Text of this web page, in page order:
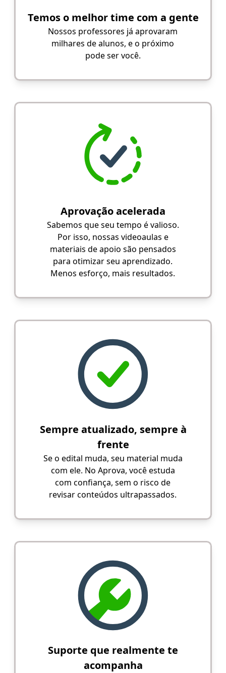
Temos o melhor time com a gente
Nossos professores já aprovaram
milhares de alunos, e o próximo
pode ser você.
Aprovação acelerada
Sabemos que seu tempo é valioso.
Por isso, nossas videoaulas e
materiais de apoio são pensados
para otimizar seu aprendizado.
Menos esforço, mais resultados.
Sempre atualizado, sempre à
frente
Se o edital muda, seu material muda
com ele. No Aprova, você estuda
com confiança, sem o risco de
revisar conteúdos ultrapassados.
Suporte que realmente te
acompanha